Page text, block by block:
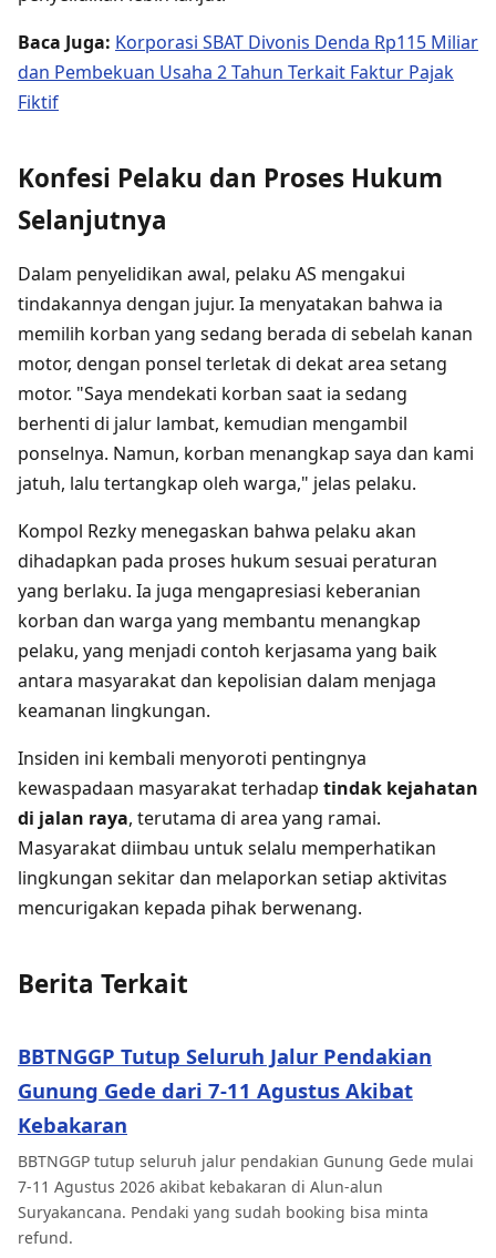
Baca Juga: Korporasi SBAT Divonis Denda Rp115 Miliar
dan Pembekuan Usaha 2 Tahun Terkait Faktur Pajak
Fiktif
Konfesi Pelaku dan Proses Hukum
Selanjutnya
Dalam penyelidikan awal, pelaku AS mengakui
tindakannya dengan jujur. Ia menyatakan bahwa ia
memilih korban yang sedang berada di sebelah kanan
motor, dengan ponsel terletak di dekat area setang
motor. "Saya mendekati korban saat ia sedang
berhenti di jalur lambat, kemudian mengambil
ponselnya. Namun, korban menangkap saya dan kami
jatuh, lalu tertangkap oleh warga," jelas pelaku.
Kompol Rezky menegaskan bahwa pelaku akan
dihadapkan pada proses hukum sesuai peraturan
yang berlaku. Ia juga mengapresiasi keberanian
korban dan warga yang membantu menangkap
pelaku, yang menjadi contoh kerjasama yang baik
antara masyarakat dan kepolisian dalam menjaga
keamanan lingkungan.
Insiden ini kembali menyoroti pentingnya
kewaspadaan masyarakat terhadap tindak kejahatan
di jalan raya, terutama di area yang ramai.
Masyarakat diimbau untuk selalu memperhatikan
lingkungan sekitar dan melaporkan setiap aktivitas
mencurigakan kepada pihak berwenang.
Berita Terkait
BBTNGGP Tutup Seluruh Jalur Pendakian
Gunung Gede dari 7-11 Agustus Akibat
Kebakaran
BBTNGGP tutup seluruh jalur pendakian Gunung Gede mulai
7-11 Agustus 2026 akibat kebakaran di Alun-alun
Suryakancana. Pendaki yang sudah booking bisa minta
refund.